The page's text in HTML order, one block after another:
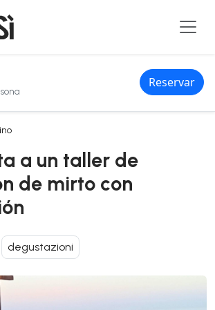
Reservar
de producción de mirto con degustación
a un taller de
de mirto con
degustazioni